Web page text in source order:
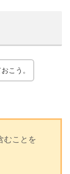
こう。
むことを